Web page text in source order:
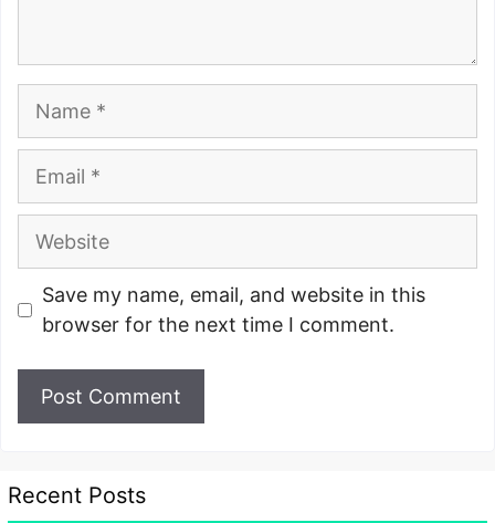
Website
Save my name, email, and website in this
browser for the next time I comment.
Recent Posts